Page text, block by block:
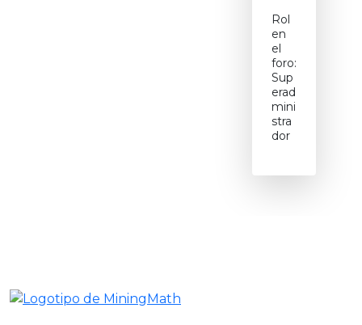
Rol
en
el
foro:
Sup
erad
mini
stra
dor